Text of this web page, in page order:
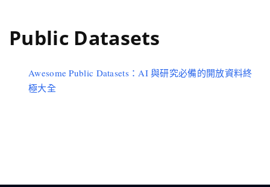
Public Datasets
Awesome Public Datasets：AI 與研究必備的開放資料終
極大全